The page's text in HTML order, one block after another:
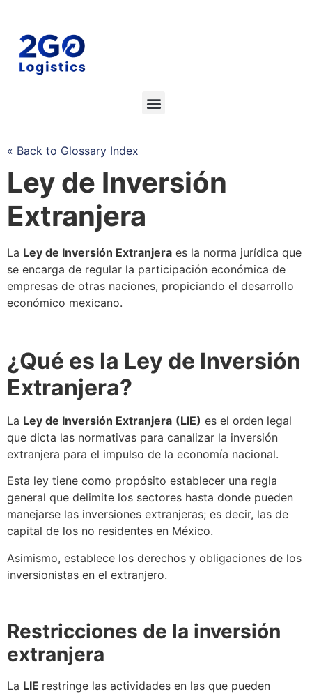
« Back to Glossary Index
Ley de Inversión
Extranjera
La Ley de Inversión Extranjera es la norma jurídica que
se encarga de regular la participación económica de
empresas de otras naciones, propiciando el desarrollo
económico mexicano.
¿Qué es la Ley de Inversión
Extranjera?
La Ley de Inversión Extranjera (LIE) es el orden legal
que dicta las normativas para canalizar la inversión
extranjera para el impulso de la economía nacional.
Esta ley tiene como propósito establecer una regla
general que delimite los sectores hasta donde pueden
manejarse las inversiones extranjeras; es decir, las de
capital de los no residentes en México.
Asimismo, establece los derechos y obligaciones de los
inversionistas en el extranjero.
Restricciones de la inversión
extranjera
La LIE restringe las actividades en las que pueden